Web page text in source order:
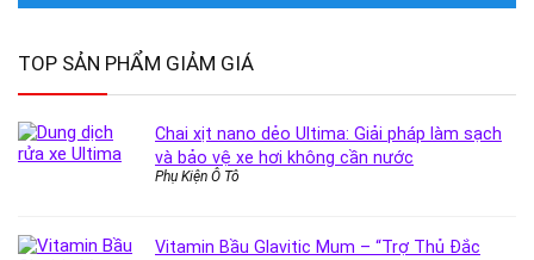
TOP SẢN PHẨM GIẢM GIÁ
Chai xịt nano dẻo Ultima: Giải pháp làm sạch
và bảo vệ xe hơi không cần nước
Phụ Kiện Ô Tô
Vitamin Bầu Glavitic Mum – “Trợ Thủ Đắc